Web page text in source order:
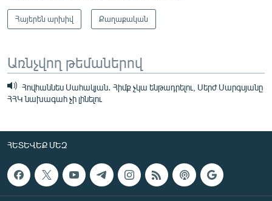
Հայերեն արխիվ Քաղաքական
Առնչվող թեմաներով
Հովհաննես Սահակյան․ Հիմք չկա ենթադրելու, Սերժ Սարգսյանը
ՀՀԿ նախագահ չի լինելու
ՀԵՏԵՎԵՔ ՄԵԶ